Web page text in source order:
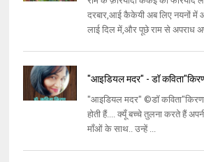
दरबार,आई कैकेयी अब लिए नयनों में
लाई दिल में,और पूछे राम से अपराध
"आइडियल मदर" - डॉ
"आइडियल मदर" ©डॉ
होती हैं.... क्यूँ बच्चे तुलना करते हैं
माँओं के साथ.. उन्हें ...